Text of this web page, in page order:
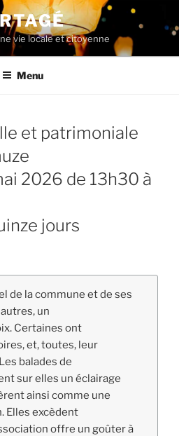
vie locale et citoyenne
Menu
et patrimoniale
2026 de 13h30 à
jours
de la commune et de ses
un
Certaines ont
et, toutes, leur
balades de
sur elles un éclairage
ainsi comme une
Elles excèdent
offre un goûter à